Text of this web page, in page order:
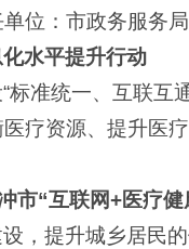
位：市政务服务
化水平提升行动
标准统一、互联互
疗资源、提升医
市“互联网+医疗
，提升城乡居民